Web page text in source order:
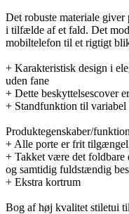
Det robuste materiale giver
i tilfælde af et fald. Det
mobiltelefon til et rigtigt
+ Karakteristisk design i
uden fane
+ Dette beskyttelsescover
+ Standfunktion til
Produktegenskaber/
+ Alle porte er frit
+ Takket være det foldbare
og samtidig fuldstændig
+ Ekstra kortrum
Bog af høj kvalitet stiletui